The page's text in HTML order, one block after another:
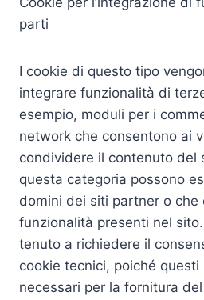
parti
I cookie di questo tipo
integrare funzionalità di
esempio, moduli per i
network che consentono ai
condividere il contenuto del
questa categoria possono
domini dei siti partner o che
funzionalità presenti nel
tenuto a richiedere il
cookie tecnici, poiché
necessari per la fornitura